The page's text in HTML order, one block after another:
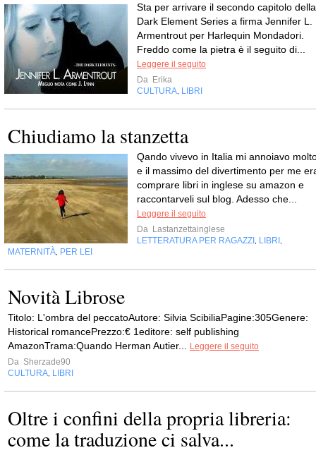
Sta per arrivare il secondo capitolo della
Dark Element Series a firma Jennifer L.
Armentrout per Harlequin Mondadori.
Freddo come la pietra è il seguito di...
Leggere il seguito
Da Erika
CULTURA LIBRI
Chiudiamo la stanzetta
Qando vivevo in Italia mi annoiavo
e il massimo del divertimento per me
comprare libri in inglese su amazon e
raccontarveli sul blog. Adesso che...
Leggere il seguito
Da Lastanzettainglese
LETTERATURA PER RAGAZZI LIBRI
MATERNITÀ PER LEI
Novità Librose
Titolo: L'ombra del peccatoAutore: Silvia ScibiliaPagine:305Genere:
Historical romancePrezzo:€ 1editore: self publishing
AmazonTrama:Quando Herman Autier...
Leggere il seguito
Da Sherzade90
CULTURA LIBRI
Oltre i confini della propria libreria:
come la traduzione ci salva...